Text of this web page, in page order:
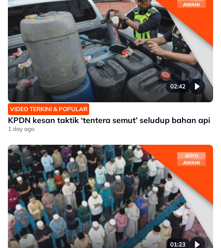
02:42
VIDEO TERKINI & POPULAR
KPDN kesan taktik ‘tentera semut’ seludup bahan api
1 day ago
01:23